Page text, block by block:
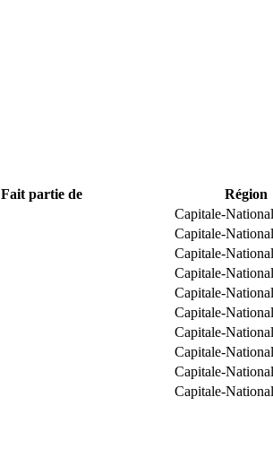
Fait partie de Région
Capitale-
Capitale-
Capitale-
Capitale-
Capitale-
Capitale-
Capitale-
Capitale-
Capitale-
Capitale-